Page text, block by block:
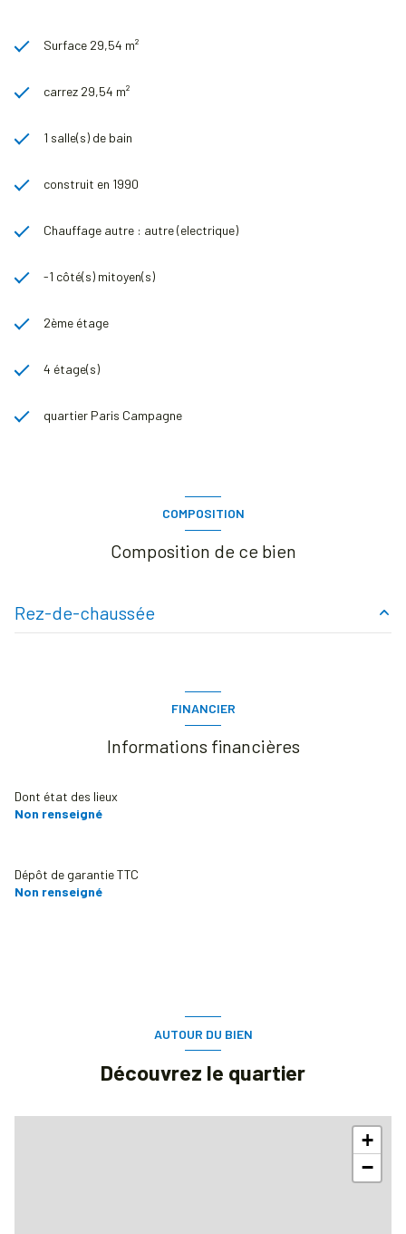
Surface 29,54 m²
carrez 29,54 m²
1 salle(s) de bain
construit en 1990
Chauffage autre : autre (electrique)
-1 côté(s) mitoyen(s)
2ème étage
4 étage(s)
quartier Paris Campagne
COMPOSITION
Composition de ce bien
Rez-de-chaussée
séjour
placard
cave
FINANCIER
Informations financières
Dont état des lieux
Non renseigné
Dépôt de garantie TTC
Non renseigné
AUTOUR DU BIEN
Découvrez le quartier
+
−